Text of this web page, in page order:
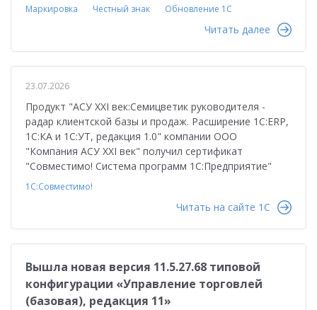
Маркировка
Честный знак Обновление 1С
Читать далее
23.07.2026
Продукт "АСУ XXI век:Семицветик руководителя -
радар клиентской базы и продаж. Расширение 1С:ERP,
1С:КА и 1С:УТ, редакция 1.0" компании ООО
"Компания АСУ XXI век" получил сертификат
"Совместимо! Система программ 1С:Предприятие"
1С:Совместимо!
Читать на сайте 1C
Вышла новая версия 11.5.27.68 типовой
конфигурации «Управление торговлей
(базовая), редакция 11»